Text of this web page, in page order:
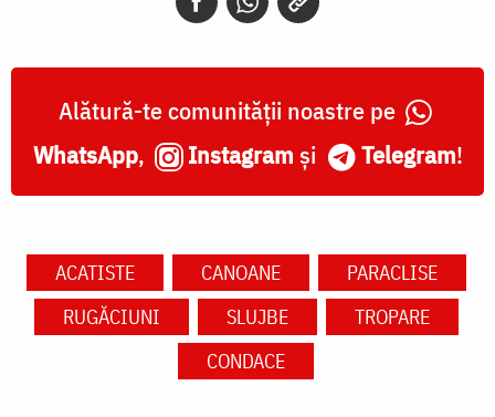
Alătură-te comunității noastre pe
WhatsApp, Instagram și Telegram!
ACATISTE CANOANE
PARACLISE
RUGĂCIUNI
SLUJBE
TROPARE
CONDACE